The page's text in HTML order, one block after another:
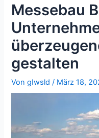
Messebau
gestalten
VongIwsld/ März 18,